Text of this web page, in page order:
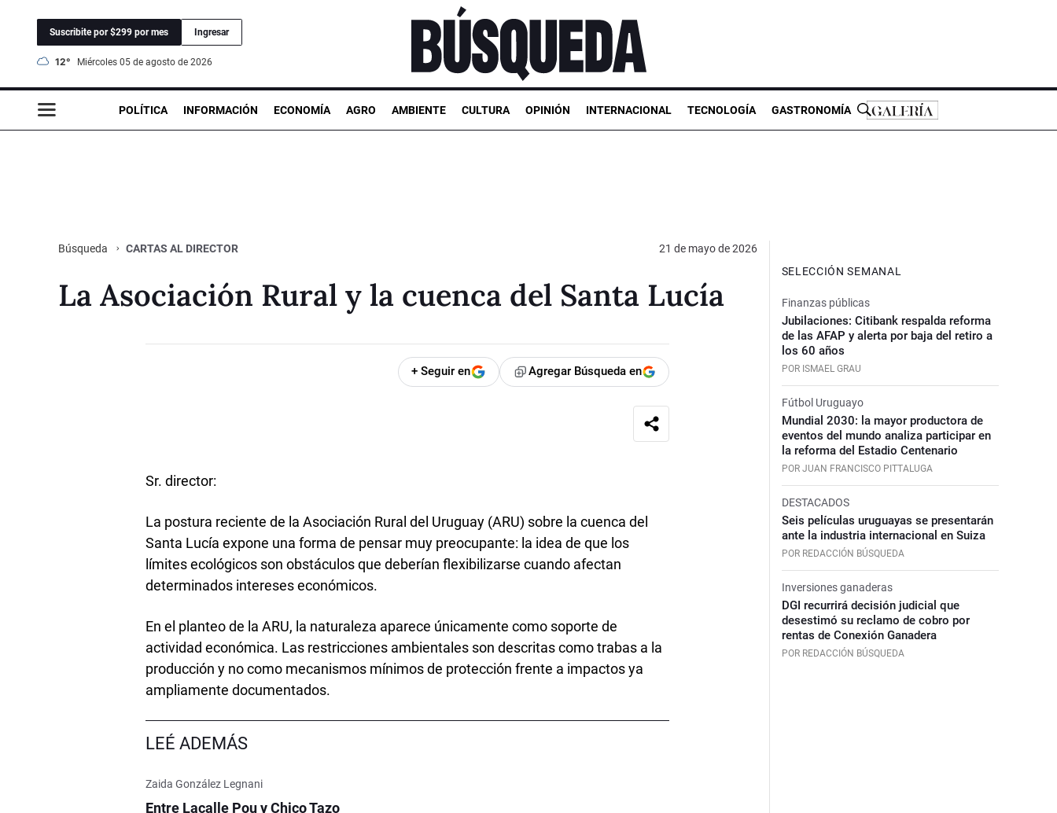
Suscribite por $299 por mes Ingresar
12° miércoles 05 de agosto de 2026
POLÍTICA INFORMACIÓN ECONOMÍA AGRO AMBIENTE CULTURA OPINIÓN INTERNACIONAL TECNOLOGÍA GASTRONOMÍA
Búsqueda CARTAS AL DIRECTOR 21 de mayo de 2026
La Asociación Rural y la cuenca del Santa Lucía
+ Seguir en Agregar Búsqueda en
Sr. director:
La postura reciente de la Asociación Rural del Uruguay (ARU) sobre la cuenca del
Santa Lucía expone una forma de pensar muy preocupante: la idea de que los
límites ecológicos son obstáculos que deberían flexibilizarse cuando afectan
determinados intereses económicos.
En el planteo de la ARU, la naturaleza aparece únicamente como soporte de
actividad económica. Las restricciones ambientales son descritas como trabas a la
producción y no como mecanismos mínimos de protección frente a impactos ya
ampliamente documentados.
LEÉ ADEMÁS
Zaida González Legnani
Entre Lacalle Pou y Chico Tazo
SELECCIÓN SEMANAL
Finanzas públicas
Jubilaciones: Citibank respalda reforma
de las AFAP y alerta por baja del retiro a
los 60 años
POR ISMAEL GRAU
Fútbol Uruguayo
Mundial 2030: la mayor productora de
eventos del mundo analiza participar en
la reforma del Estadio Centenario
POR JUAN FRANCISCO PITTALUGA
DESTACADOS
Seis películas uruguayas se presentarán
ante la industria internacional en Suiza
POR REDACCIÓN BÚSQUEDA
Inversiones ganaderas
DGI recurrirá decisión judicial que
desestimó su reclamo de cobro por
rentas de Conexión Ganadera
POR REDACCIÓN BÚSQUEDA